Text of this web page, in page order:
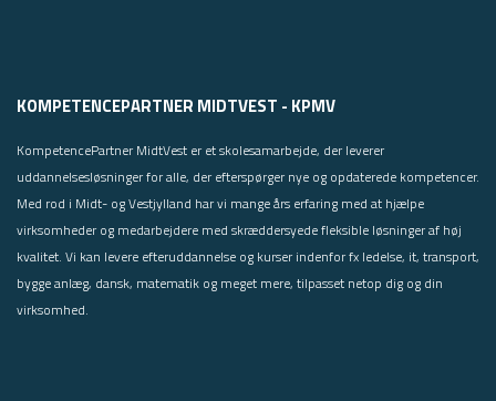
KOMPETENCEPARTNER MIDTVEST - KPMV
KompetencePartner MidtVest er et skolesamarbejde, der leverer
uddannelsesløsninger for alle, der efterspørger nye og opdaterede kompetencer.
Med rod i Midt- og Vestjylland har vi mange års erfaring med at hjælpe
virksomheder og medarbejdere med skræddersyede fleksible løsninger af høj
kvalitet. Vi kan levere efteruddannelse og kurser indenfor fx ledelse, it, transport,
bygge anlæg, dansk, matematik og meget mere, tilpasset netop dig og din
virksomhed.